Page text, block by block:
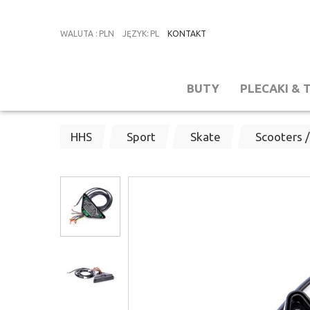
WALUTA : PLN JĘZYK: PL KONTAKT
BUTY PLECAKI &
HHS Sport Skate Scooters